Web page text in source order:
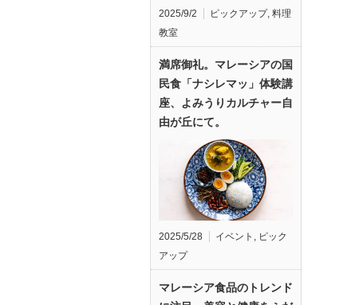
2025/9/2 ピックアップ, 料理
教室
満席御礼。マレーシアの国
民食「ナシレマッ」体験講
座、よみうりカルチャー自
由が丘にて。
2025/5/28 イベント , ピック
アップ
マレーシア食品のトレンド